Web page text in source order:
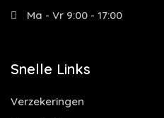
Ma - Vr 9:00 - 17:00
Snelle Links
Verzekeringen